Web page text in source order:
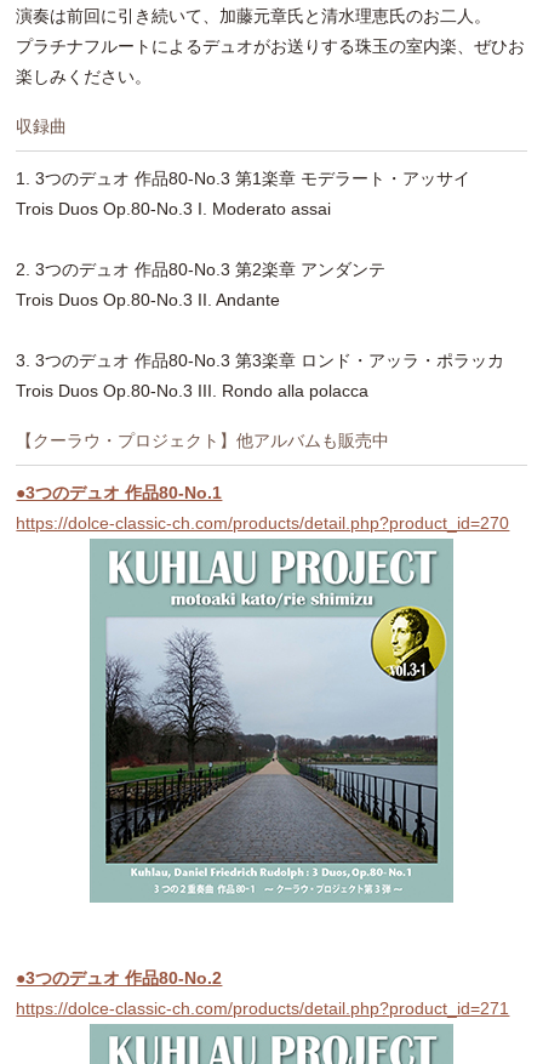
演奏は前回に引き続いて、加藤元章氏と清水理恵氏のお二人。
プラチナフルートによるデュオがお送りする珠玉の室内楽、ぜひお
楽しみください。
収録曲
1. 3つのデュオ 作品80-No.3 第1楽章 モデラート・アッサイ
Trois Duos Op.80-No.3 I. Moderato assai
2. 3つのデュオ 作品80-No.3 第2楽章 アンダンテ
Trois Duos Op.80-No.3 II. Andante
3. 3つのデュオ 作品80-No.3 第3楽章 ロンド・アッラ・ポラッカ
Trois Duos Op.80-No.3 III. Rondo alla polacca
【クーラウ・プロジェクト】他アルバムも販売中
●3つのデュオ 作品80-No.1
https://dolce-classic-ch.com/products/detail.php?product_id=270
●3つのデュオ 作品80-No.2
https://dolce-classic-ch.com/products/detail.php?product_id=271